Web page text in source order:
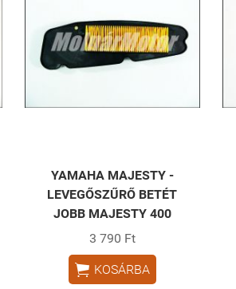
YAMAHA MAJESTY -
LEVEGŐSZŰRŐ BETÉT
JOBB MAJESTY 400
3 790 Ft
 KOSÁRBA